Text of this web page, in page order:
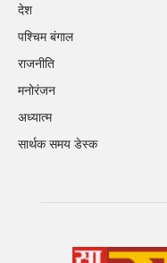
देश
पश्चिम बंगाल
राजनीति
मनोरंजन
अध्यात्म
सार्थक समय डेस्क